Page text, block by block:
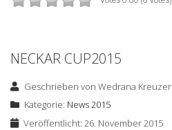
NECKAR CUP2015
Geschrieben vonWedrana Kreuzer
Kategorie: News 2015
Veröffentlicht: 26. November 2015